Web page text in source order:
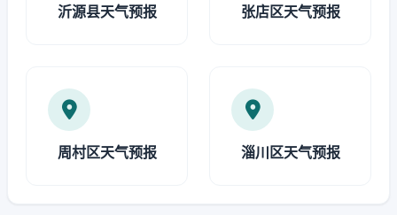
沂源县天气预报 张店区天气预报
周村区天气预报 淄川区天气预报